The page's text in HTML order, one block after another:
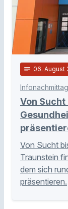
notes 06. August
Von
Von Sucht
Traunstein
dem sich
präsentieren.